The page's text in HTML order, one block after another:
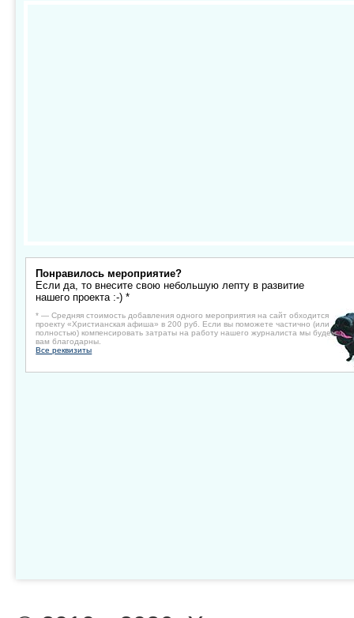
Понравилось мероприятие?
Если да, то внесите свою небольшую лепту в развитие
нашего проекта :-) *
* — Средняя стоимость добавления одного мероприятия на сайт обходится
проекту «Христианская афиша» в 200 руб. Если вы поможете частично (или
полностью) компенсировать затраты на работу нашего журналиста мы будем
вам благодарны.
Все реквизиты